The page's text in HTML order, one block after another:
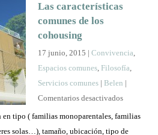
Las características
comunes de los
cohousing
17 junio, 2015 | Convivencia,
Espacios comunes, Filosofía,
Servicios comunes
Belen
Comentarios desactivadosen
Las
tipo ( familias monoparentales, familias
solas…), tamaño, ubicación, tipo de